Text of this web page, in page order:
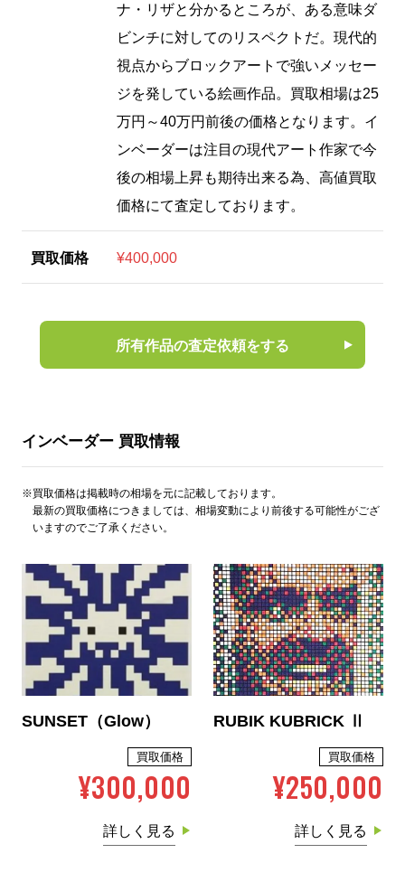
ナ・リザと分かるところが、ある意味ダ
ビンチに対してのリスペクトだ。現代的
視点からブロックアートで強いメッセー
ジを発している絵画作品。買取相場は25
万円～40万円前後の価格となります。イ
ンベーダーは注目の現代アート作家で今
後の相場上昇も期待出来る為、高値買取
価格にて査定しております。
買取価格 ¥400,000
所有作品の査定依頼をする
インベーダー 買取情報
※買取価格は掲載時の相場を元に記載しております。
最新の買取価格につきましては、相場変動により前後する可能性がござ
いますのでご了承ください。
SUNSET（Glow）
買取価格
¥300,000
詳しく見る
RUBIK KUBRICK Ⅱ
買取価格
¥250,000
詳しく見る